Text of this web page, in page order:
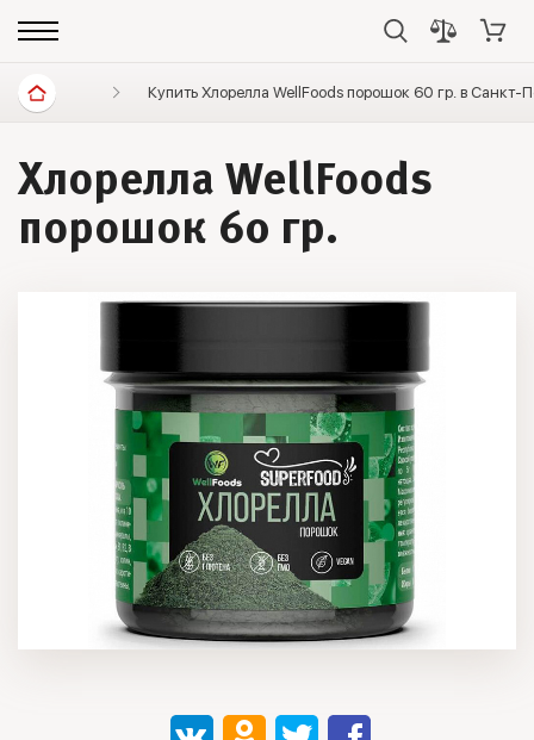
Диетические продукты Клетчатка и суперфуды
Купить Хлорелла WellFoods порошок 60 гр. в Санкт-
Хлорелла WellFoods
порошок 60 гр.